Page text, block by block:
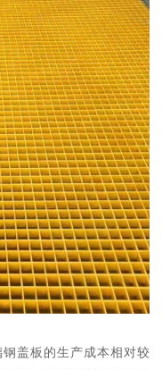
盖板的生产成本相对较